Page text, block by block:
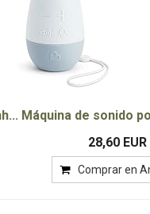
Máquina de sonido
28,60 EUR
Comprar en